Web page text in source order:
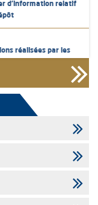
d’information relatif
réalisées par les
réalisées par les
relatif au
réalisées par les